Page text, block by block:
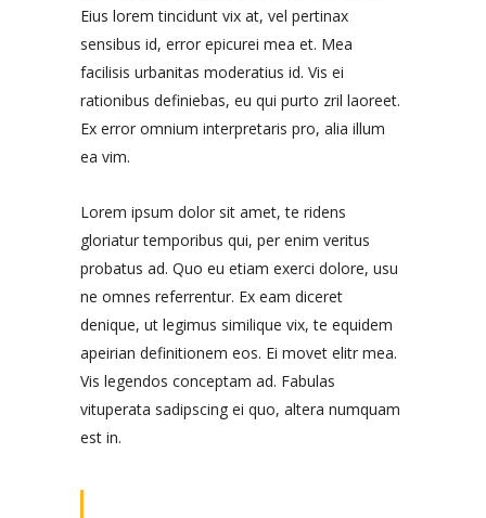
Eius lorem tincidunt vix at, vel pertinax
sensibus id, error epicurei mea et. Mea
facilisis urbanitas moderatius id. Vis ei
rationibus definiebas, eu qui purto zril laoreet.
Ex error omnium interpretaris pro, alia illum
ea vim.
Lorem ipsum dolor sit amet, te ridens
gloriatur temporibus qui, per enim veritus
probatus ad. Quo eu etiam exerci dolore, usu
ne omnes referrentur. Ex eam diceret
denique, ut legimus similique vix, te equidem
apeirian definitionem eos. Ei movet elitr mea.
Vis legendos conceptam ad. Fabulas
vituperata sadipscing ei quo, altera numquam
est in.